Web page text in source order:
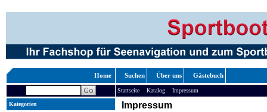
Home Suchen Über uns Gästebuch
Startseite » Katalog » Impressum
Kategorien Impressum